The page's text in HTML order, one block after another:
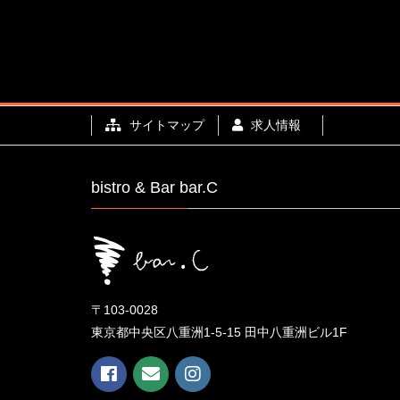
サイトマップ 求人情報
bistro & Bar bar.C
〒103-0028
東京都中央区八重洲1-5-15 田中八重洲ビル1F